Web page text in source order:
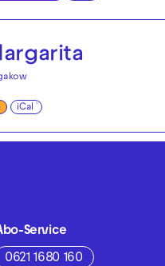
iCal
Service
0621 1680 160